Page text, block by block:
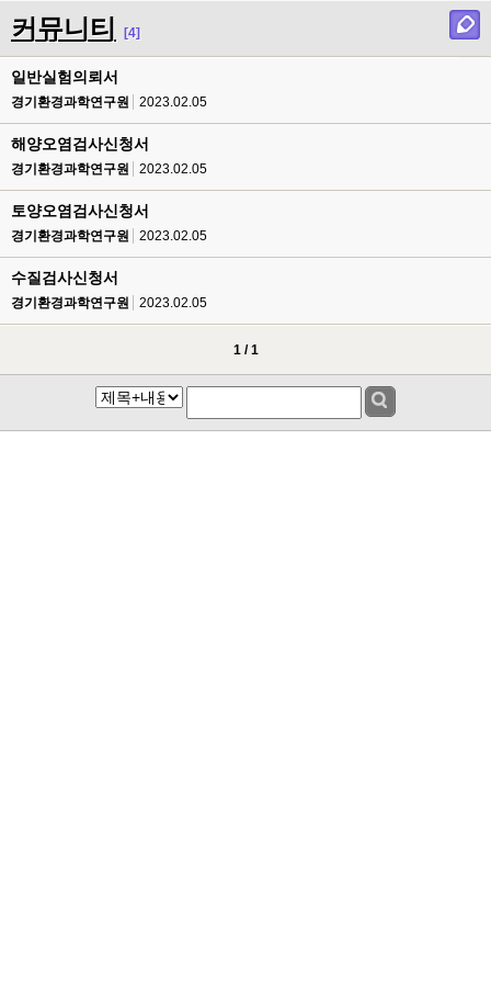
커뮤니티 [4]
일반실험의뢰서
경기환경과학연구원 2023.02.05
해양오염검사신청서
경기환경과학연구원 2023.02.05
토양오염검사신청서
경기환경과학연구원 2023.02.05
수질검사신청서
경기환경과학연구원 2023.02.05
1 / 1